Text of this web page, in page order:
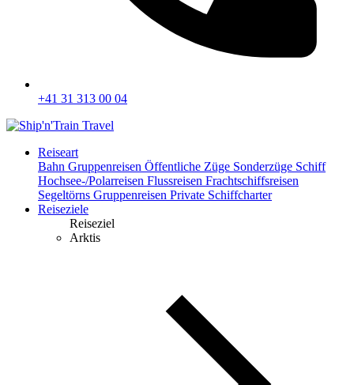
+41 31 313 00 04
Reiseart
Bahn Gruppenreisen Öffentliche Züge Sonderzüge Schiff
Hochsee-/Polarreisen Flussreisen Frachtschiffsreisen
Segeltörns Gruppenreisen Private Schiffcharter
Reiseziele
Reiseziel
Arktis